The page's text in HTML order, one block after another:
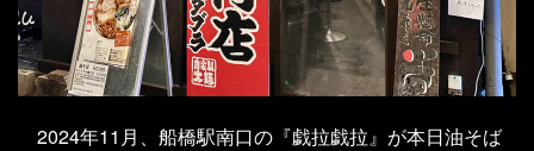
2024年11月、船橋駅南口の『戯拉戯拉』が本日油そば